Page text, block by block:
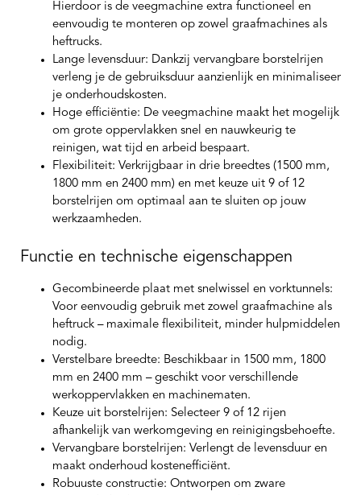
Hierdoor is de veegmachine extra functioneel en
eenvoudig te monteren op zowel graafmachines als
heftrucks.
Lange levensduur: Dankzij vervangbare borstelrijen
verleng je de gebruiksduur aanzienlijk en minimaliseer
je onderhoudskosten.
Hoge efficiëntie: De veegmachine maakt het mogelijk
om grote oppervlakken snel en nauwkeurig te
reinigen, wat tijd en arbeid bespaart.
Flexibiliteit: Verkrijgbaar in drie breedtes (1500 mm,
1800 mm en 2400 mm) en met keuze uit 9 of 12
borstelrijen om optimaal aan te sluiten op jouw
werkzaamheden.
Functie en technische eigenschappen
Gecombineerde plaat met snelwissel en vorktunnels:
Voor eenvoudig gebruik met zowel graafmachine als
heftruck – maximale flexibiliteit, minder hulpmiddelen
nodig.
Verstelbare breedte: Beschikbaar in 1500 mm, 1800
mm en 2400 mm – geschikt voor verschillende
werkoppervlakken en machinematen.
Keuze uit borstelrijen: Selecteer 9 of 12 rijen
afhankelijk van werkomgeving en reinigingsbehoefte.
Vervangbare borstelrijen: Verlengt de levensduur en
maakt onderhoud kostenefficiënt.
Robuuste constructie: Ontworpen om zware